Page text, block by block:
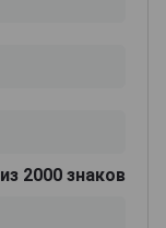
из 2000 знаков